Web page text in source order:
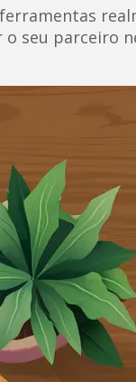
seu parceiro